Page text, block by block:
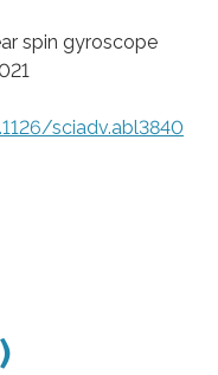
spin gyroscope
sciadv.abl3840